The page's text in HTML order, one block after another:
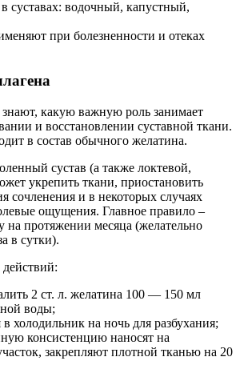
при болезненности и отеках
какую важную роль занимает
и восстановлении суставной ткани.
в состав обычного желатина.
сустав (а также локтевой,
укрепить ткани, приостановить
сочленения и в некоторых случаях
ощущения. Главное правило –
на протяжении месяца (желательно
в сутки).
действий:
2 ст. л. желатина 100 — 150 мл
воды;
в холодильник на ночь для разбухания;
консистенцию наносят на
закрепляют плотной тканью на 20